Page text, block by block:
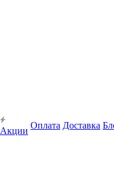
Акции
Оплата Доставка